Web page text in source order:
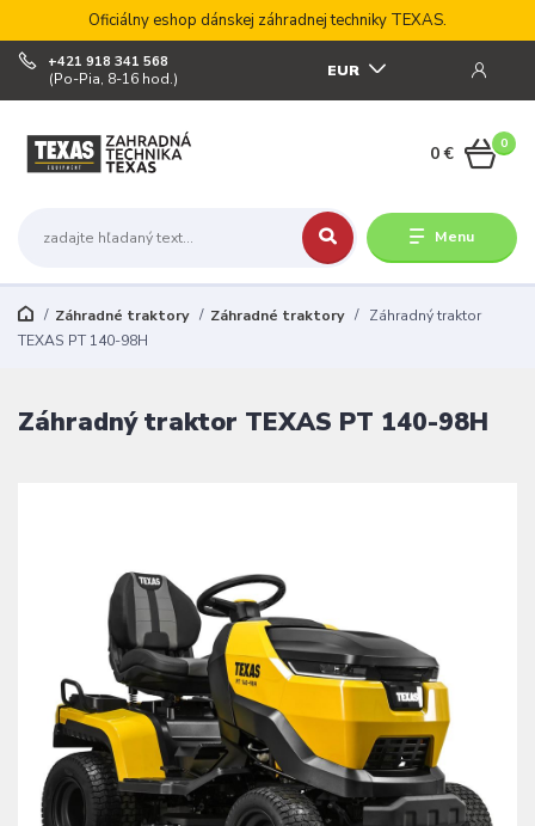
Oficiálny eshop dánskej záhradnej techniky TEXAS.
Menu
EUR
+421 918 341 568
(Po-Pia, 8-16 hod.)
0
0 €
Záhradné traktory Záhradné traktory
Záhradný traktor
TEXAS PT 140-98H
Záhradný traktor TEXAS PT 140-98H